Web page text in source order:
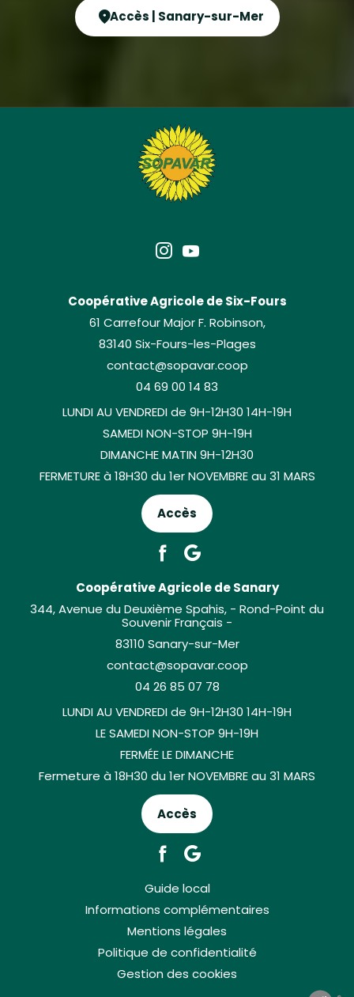
Accès | Sanary-sur-Mer
Coopérative Agricole de Six-Fours
61 Carrefour Major F. Robinson,
83140 Six-Fours-les-Plages
contact@sopavar.coop
04 69 00 14 83
LUNDI AU VENDREDI de 9H-12H30 14H-19H
SAMEDI NON-STOP 9H-19H
DIMANCHE MATIN 9H-12H30
FERMETURE à 18H30 du 1er NOVEMBRE au 31 MARS
Accès
Coopérative Agricole de Sanary
344, Avenue du Deuxième Spahis, - Rond-Point du
Souvenir Français -
83110 Sanary-sur-Mer
contact@sopavar.coop
04 26 85 07 78
LUNDI AU VENDREDI de 9H-12H30 14H-19H
LE SAMEDI NON-STOP 9H-19H
FERMÉE LE DIMANCHE
Fermeture à 18H30 du 1er NOVEMBRE au 31 MARS
Accès
Guide local
Informations complémentaires
Mentions légales
Politique de confidentialité
Gestion des cookies